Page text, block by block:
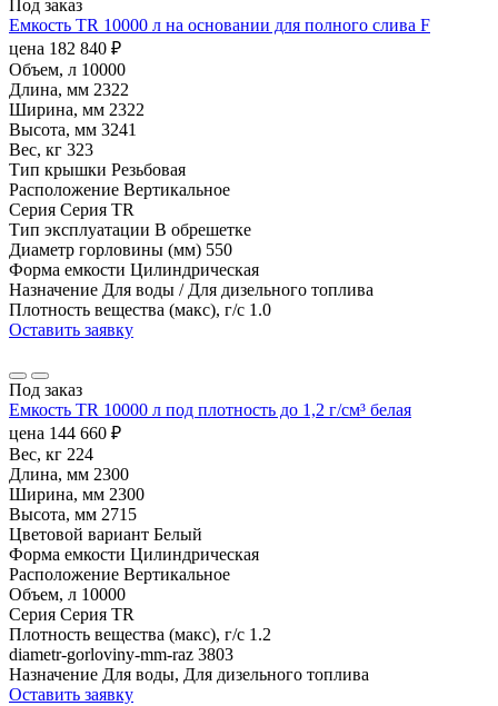
Под заказ
Емкость TR 10000 л на основании для полного слива F
цена 182 840 ₽
Объем, л 10000
Длина, мм 2322
Ширина, мм 2322
Высота, мм 3241
Вес, кг 323
Тип крышки Резьбовая
Расположение Вертикальное
Серия Серия TR
Тип эксплуатации В обрешетке
Диаметр горловины (мм) 550
Форма емкости Цилиндрическая
Назначение Для воды / Для дизельного топлива
Плотность вещества (макс), г/с 1.0
Оставить заявку
Под заказ
Емкость TR 10000 л под плотность до 1,2 г/см³ белая
цена 144 660 ₽
Вес, кг 224
Длина, мм 2300
Ширина, мм 2300
Высота, мм 2715
Цветовой вариант Белый
Форма емкости Цилиндрическая
Расположение Вертикальное
Объем, л 10000
Серия Серия TR
Плотность вещества (макс), г/с 1.2
diametr-gorloviny-mm-raz 3803
Назначение Для воды, Для дизельного топлива
Оставить заявку